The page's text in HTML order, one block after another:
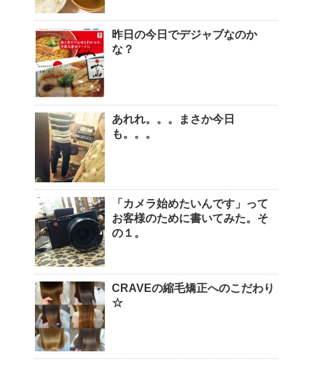
昨日の今日でデジャブなのか
な？
あれれ。。。まさか今日
も。。。
「カメラ始めたいんです」って
お客様のために書いてみた。そ
の１。
CRAVEの縮毛矯正へのこだわり
☆